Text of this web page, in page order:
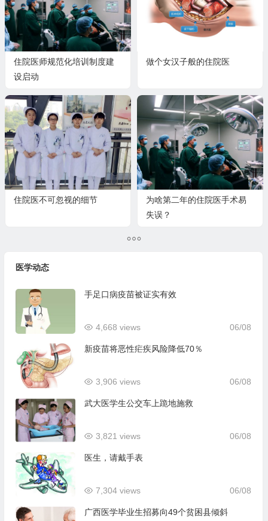
住院医师规范化培训制度建
设启动
做个女汉子般的住院医
住院医不可忽视的细节
为啥第二年的住院医手术易
失误？
医学动态
手足口病疫苗被证实有效
06/08
4,668 views
新疫苗将恶性疟疾风险降低70％
06/08
3,906 views
武大医学生公交车上跪地施救
06/08
3,821 views
医生，请戴手表
06/08
7,304 views
广西医学毕业生招募向49个贫困县倾斜